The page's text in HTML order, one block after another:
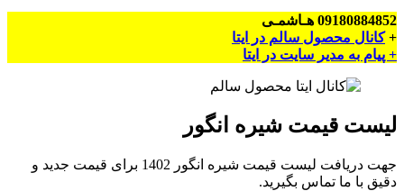
09180884852 هـاشمـی
+کانال محصول سالم در ایتا
+ پیام به مدیر سایت در ایتا
لیست قیمت شیره انگور
جهت دریافت لیست قیمت شیره انگور 1402 برای قیمت جدید و
دقیق با ما تماس بگیرید.